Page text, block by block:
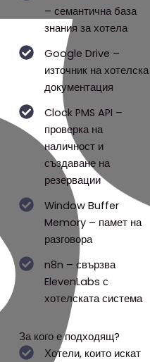
– семантична база
знания за хотела
Google Drive –
източник на хотелска
документация
Clock PMS API –
проверка на
наличност и
създаване на
резервации
Window Buffer
Memory – памет на
разговора
n8n – свързва
ElevenLabs с
хотелската система
За кого е подходящ?
Хотели, които искат